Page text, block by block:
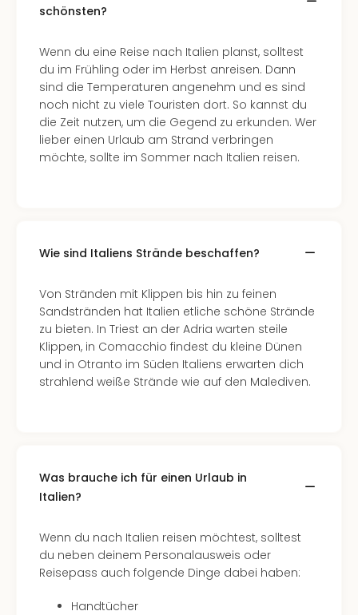
schönsten?
Wenn du eine Reise nach Italien planst, solltest
du im Frühling oder im Herbst anreisen. Dann
sind die Temperaturen angenehm und es sind
noch nicht zu viele Touristen dort. So kannst du
die Zeit nutzen, um die Gegend zu erkunden. Wer
lieber einen Urlaub am Strand verbringen
möchte, sollte im Sommer nach Italien reisen.
Wie sind Italiens Strände beschaffen?
Von Stränden mit Klippen bis hin zu feinen
Sandstränden hat Italien etliche schöne Strände
zu bieten. In Triest an der Adria warten steile
Klippen, in Comacchio findest du kleine Dünen
und in Otranto im Süden Italiens erwarten dich
strahlend weiße Strände wie auf den Malediven.
Was brauche ich für einen Urlaub in
Italien?
Wenn du nach Italien reisen möchtest, solltest
du neben deinem Personalausweis oder
Reisepass auch folgende Dinge dabei haben:
Handtücher